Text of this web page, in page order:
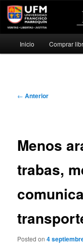
Ir
Inicio Comprar
Navegación
← Anterior
Menos
trabas,
Posted on4